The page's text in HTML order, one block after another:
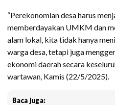
“Perekonomian desa harus
memberdayakan UMKM dan
alam lokal, kita tidak hanya
warga desa, tetapi juga
ekonomi daerah secara
wartawan, Kamis (22/5/2025).
Baca juga: